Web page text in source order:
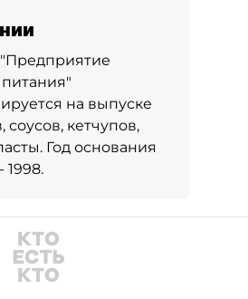
на выпуске
соусов, кетчупов,
Год основания
1998.